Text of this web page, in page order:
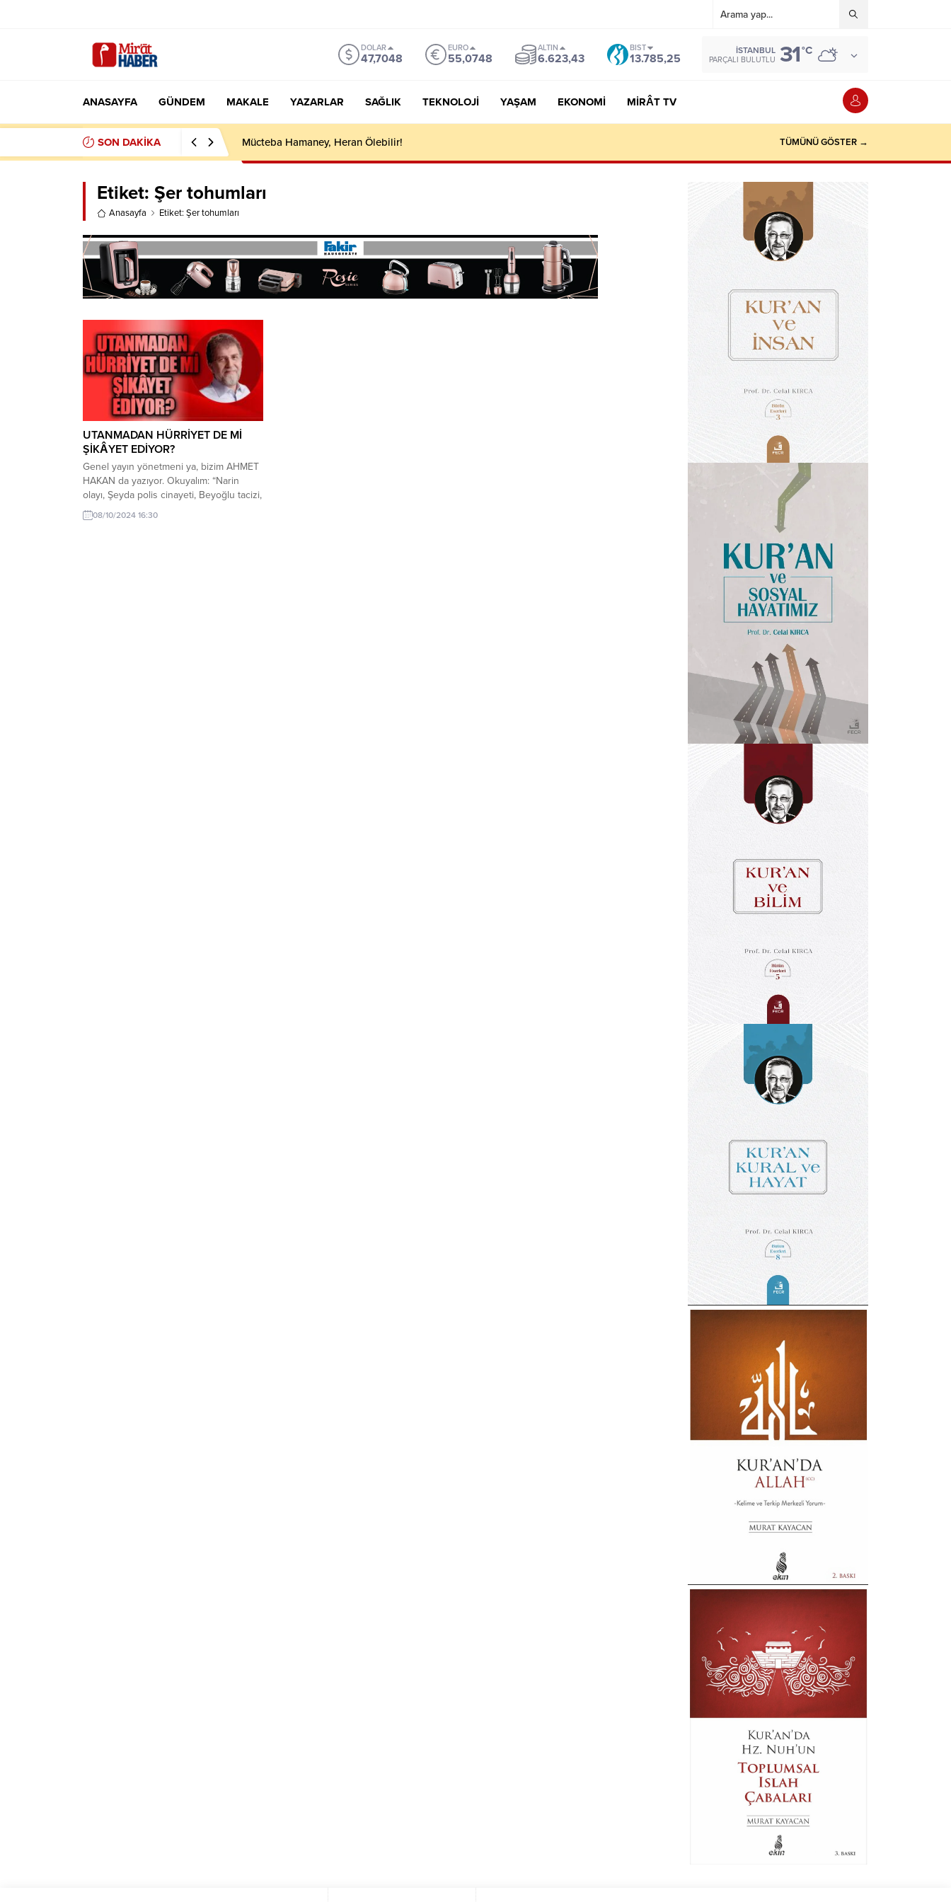
DOLAR
47,7048
EURO
55,0748
ALTIN
6.623,43
BIST
13.785,25
İSTANBUL
PARÇALI BULUTLU 31°C
ANASAYFA GÜNDEM MAKALE YAZARLAR SAĞLIK TEKNOLOJI YAŞAM EKONOMI MIRÂT TV
SON DAKİKA Mücteba Hamaney, Heran Ölebilir! TÜMÜNÜ GÖSTER →
Etiket: Şer tohumları
Anasayfa Etiket: Şer tohumları
UTANMADAN HÜRRİYET DE Mİ
ŞİKÂYET EDİYOR?
Genel yayın yönetmeni ya, bizim AHMET
HAKAN da yazıyor. Okuyalım: “Narin
olayı, Şeyda polis cinayeti, Beyoğlu tacizi,
kafa kesme vahşeti… Olaylar birbiri
ardına geliyor. -Biri bitmeden diğeri
08/10/2024 16:30